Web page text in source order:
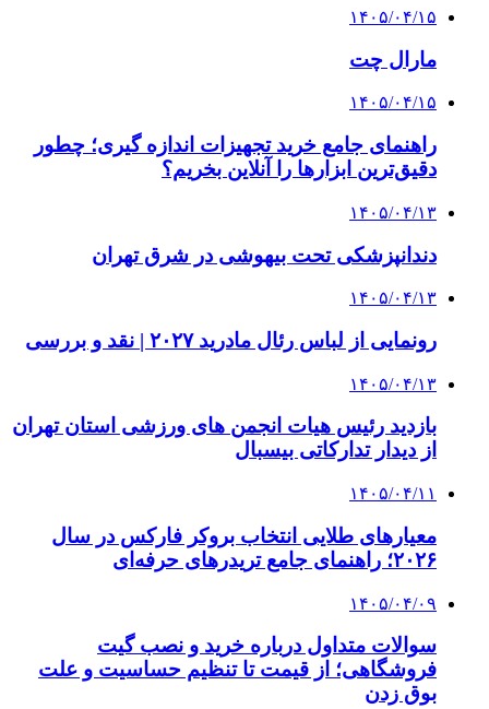
۱۴۰۵/۰۴/۱۵
مارال چت
۱۴۰۵/۰۴/۱۵
راهنمای جامع خرید تجهیزات اندازه گیری؛ چطور
دقیق‌ترین ابزارها را آنلاین بخریم؟
۱۴۰۵/۰۴/۱۳
دندانپزشکی تحت بیهوشی در شرق تهران
۱۴۰۵/۰۴/۱۳
رونمایی از لباس رئال مادرید ۲۰۲۷ | نقد و بررسی
۱۴۰۵/۰۴/۱۳
بازدید رئیس هیات انجمن های ورزشی استان تهران
از دیدار تدارکاتی بیسبال
۱۴۰۵/۰۴/۱۱
معیارهای طلایی انتخاب بروکر فارکس در سال
۲۰۲۶؛ راهنمای جامع تریدرهای حرفه‌ای
۱۴۰۵/۰۴/۰۹
سوالات متداول درباره خرید و نصب گیت
فروشگاهی؛ از قیمت تا تنظیم حساسیت و علت
بوق زدن